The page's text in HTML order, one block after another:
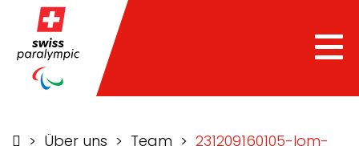
> Über uns > Team > 231209160105-lom-